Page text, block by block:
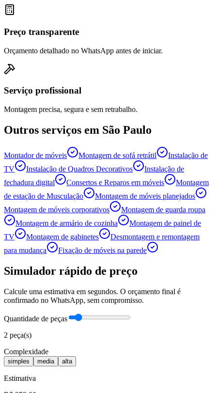
Preço transparente
Orçamento detalhado no WhatsApp antes de iniciar.
Serviço profissional
Montagem precisa, segura e sem retrabalho.
Outros serviços em São Paulo
Montador de móveis Montagem de sofá retrátil
Instalação de
TV
Instalação de Quadros Decorativos
Instalação de
fechadura digital
Consertos e Reparos em móveis
Montagem
de estação de Musculação
Montagem de móveis planejados
Montagem de móveis corporativos
Montagem de guarda roupa
Montagem de armário de cozinha
Montagem de painel de
TV
Montagem de gabinetes
Desmontagem e remontagem
para mudança
Fixação de móveis na parede
Simulador rápido de preço
Calcule uma estimativa em segundos. O orçamento final é
confirmado no WhatsApp, sem compromisso.
Quantidade de peças
2 peça(s)
Complexidade
simples media alta
Estimativa